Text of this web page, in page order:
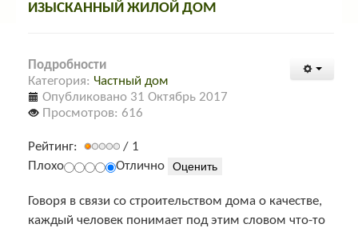
ИЗЫСКАННЫЙ ЖИЛОЙ ДОМ
Подробности
Категория: Частный дом
Опубликовано 31 Октябрь 2017
Просмотров: 616
Рейтинг:
/ 1
Плохо
Отлично
Говоря в связи со строительством дома о качестве,
каждый человек понимает под этим словом что-то